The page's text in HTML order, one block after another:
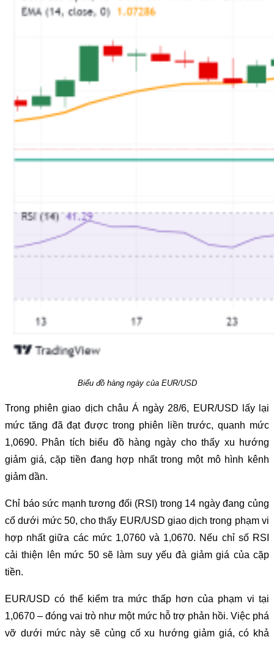
Biểu đồ hàng ngày của EUR/USD
Trong phiên giao dịch châu Á ngày 28/6, EUR/USD lấy lại
mức tăng đã đạt được trong phiên liền trước, quanh mức
1,0690. Phân tích biểu đồ hàng ngày cho thấy xu hướng
giảm giá, cặp tiền đang hợp nhất trong một mô hình kênh
giảm dần.
Chỉ báo sức mạnh tương đối (RSI) trong 14 ngày đang củng
cố dưới mức 50, cho thấy EUR/USD giao dịch trong phạm vi
hợp nhất giữa các mức 1,0760 và 1,0670. Nếu chỉ số RSI
cải thiện lên mức 50 sẽ làm suy yếu đà giảm giá của cặp
tiền.
EUR/USD có thể kiểm tra mức thấp hơn của phạm vi tại
1,0670 – đóng vai trò như một mức hỗ trợ phản hồi. Việc phá
vỡ dưới mức này sẽ củng cố xu hướng giảm giá, có khả